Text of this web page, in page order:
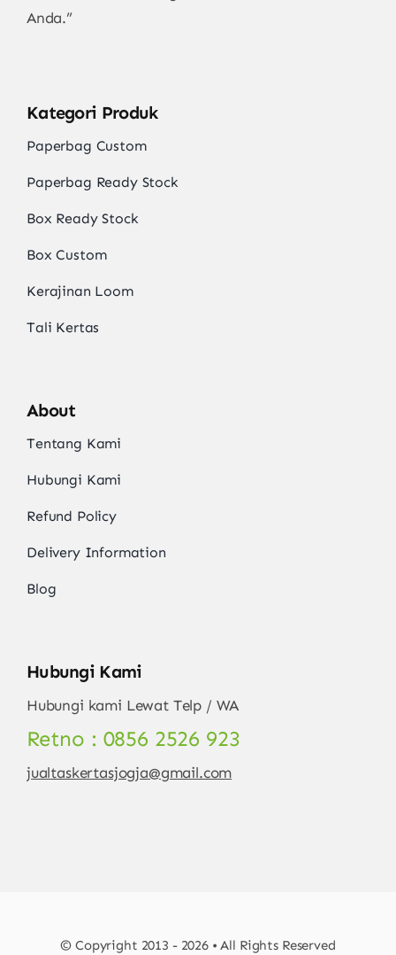
Anda.”
Kategori Produk
Paperbag Custom
Paperbag Ready Stock
Box Ready Stock
Box Custom
Kerajinan Loom
Tali Kertas
About
Tentang Kami
Hubungi Kami
Refund Policy
Delivery Information
Blog
Hubungi Kami
Hubungi kami Lewat Telp / WA
Retno : 0856 2526 923
jualtaskertasjogja@gmail.com
© Copyright 2013 - 2026 • All Rights Reserved